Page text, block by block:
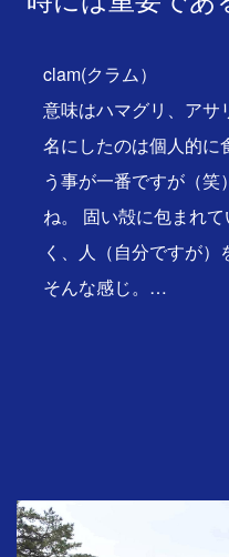
clam(クラム）
意味はハマグリ、アサ
名にしたのは個人的に
う事が一番ですが（
ね。 固い殻に包まれ
く、人（自分ですが）
そんな感じ。…